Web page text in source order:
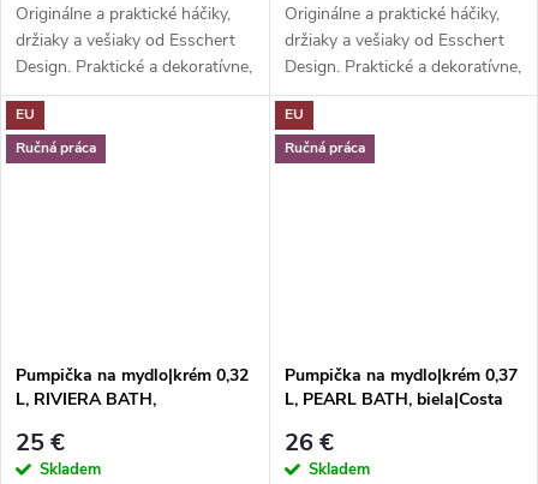
Originálne a praktické háčiky,
držiaky a vešiaky od Esschert
Design. Praktické a dekoratívne,
vyrobené z rôznych materiálov,
tvarov a motívov.
Originálne a praktické háčiky,
držiaky a vešiaky od Esschert
Design. Praktické a dekoratívne,
vyrobené z rôznych materiálov,
tvarov a motívov.
EU
Ručná práca
Pumpička na mydlo|krém 0,32
L, RIVIERA BATH,
25 €
Skladem
EU
Ručná práca
Pumpička na mydlo|krém 0,37
L, PEARL BATH, biela|Costa
26 €
Skladem